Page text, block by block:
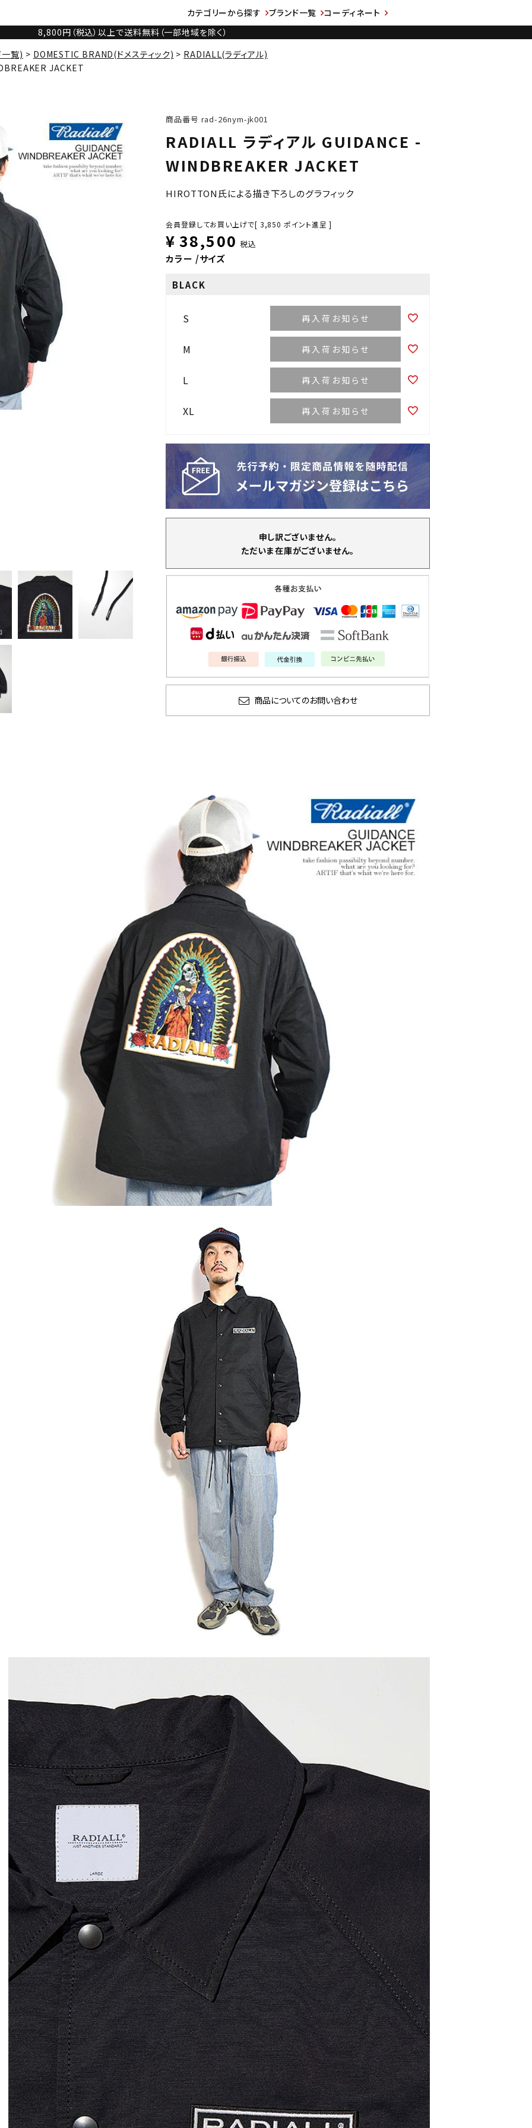
カテゴリーから探す ブランド一覧
コーディネート
8,800円（税込）以上で送料無料（一部地域を除く）
覧)
DOMESTIC BRAND(ドメスティック)
RADIALL(ラディアル)
JACKET
商品番号 rad-26nym-jk001
RADIALL ラディアル GUIDANCE -
WINDBREAKER JACKET
HIROTTON氏による描き下ろしのグラフィック
会員登録してお買い上げで[ 3,850 ポイント進呈 ]
¥ 38,500 税込
カラー サイズ
BLACK
S 再入荷お知らせ
M 再入荷お知らせ
L 再入荷お知らせ
XL 再入荷お知らせ
申し訳ございません。
ただいま在庫がございません。
商品についてのお問い合わせ
glamb × 劇場版『チェン
ソーマン レゼ篇』第2弾
先行予約
GLIMCLAP 2026 秋冬
1st 先行予約